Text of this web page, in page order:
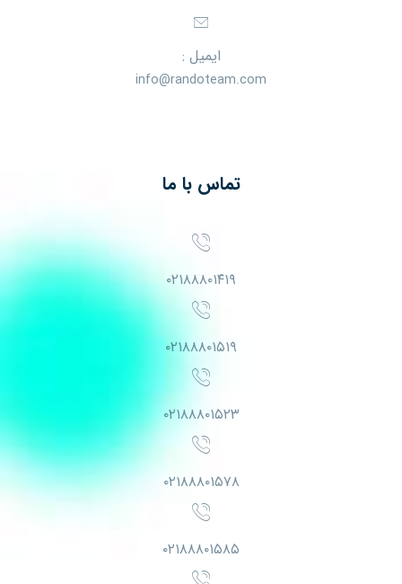
ایمیل :
info@randoteam.com
تماس با ما
۰۲۱۸۸۸۰۱۴۱۹
۰۲۱۸۸۸۰۱۵۱۹
۰۲۱۸۸۸۰۱۵۲۳
۰۲۱۸۸۸۰۱۵۷۸
۰۲۱۸۸۸۰۱۵۸۵